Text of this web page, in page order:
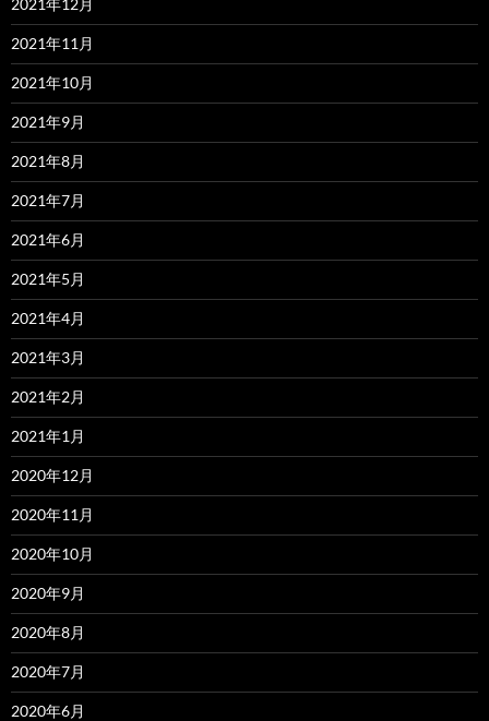
2021年12月
2021年11月
2021年10月
2021年9月
2021年8月
2021年7月
2021年6月
2021年5月
2021年4月
2021年3月
2021年2月
2021年1月
2020年12月
2020年11月
2020年10月
2020年9月
2020年8月
2020年7月
2020年6月